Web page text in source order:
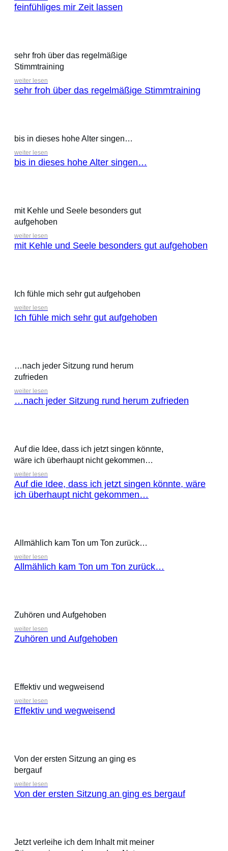
feinfühliges mir Zeit lassen
sehr froh über das regelmäßige
Stimmtraining
weiter lesen
sehr froh über das regelmäßige Stimmtraining
bis in dieses hohe Alter singen…
weiter lesen
bis in dieses hohe Alter singen…
mit Kehle und Seele besonders gut
aufgehoben
weiter lesen
mit Kehle und Seele besonders gut aufgehoben
Ich fühle mich sehr gut aufgehoben
weiter lesen
Ich fühle mich sehr gut aufgehoben
…nach jeder Sitzung rund herum
zufrieden
weiter lesen
…nach jeder Sitzung rund herum zufrieden
Auf die Idee, dass ich jetzt singen könnte,
wäre ich überhaupt nicht gekommen…
weiter lesen
Auf die Idee, dass ich jetzt singen könnte, wäre
ich überhaupt nicht gekommen…
Allmählich kam Ton um Ton zurück…
weiter lesen
Allmählich kam Ton um Ton zurück…
Zuhören und Aufgehoben
weiter lesen
Zuhören und Aufgehoben
Effektiv und wegweisend
weiter lesen
Effektiv und wegweisend
Von der ersten Sitzung an ging es
bergauf
weiter lesen
Von der ersten Sitzung an ging es bergauf
Jetzt verleihe ich dem Inhalt mit meiner